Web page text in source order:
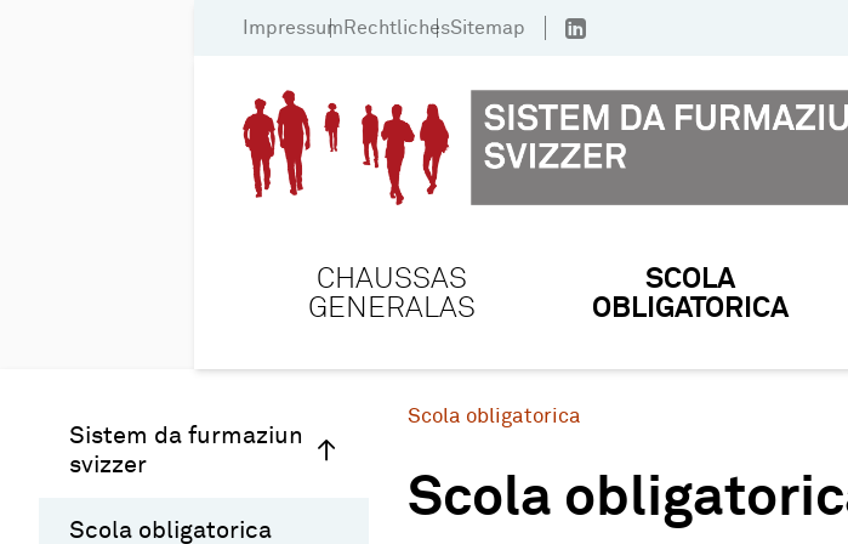
Impressum RechtlichesSitemap
CHAUSSAS
GENERALAS
SCOLA
OBLIGATORICA
Sistem da furmaziun
svizzer
Scola obligatorica
Scola obligatorica
Scola